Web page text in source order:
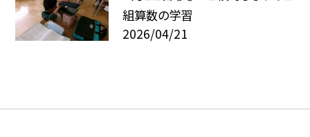
組算数の学習
2026/04/21